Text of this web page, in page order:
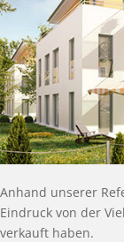
Anhand unserer
Eindruck von der
verkauft haben.